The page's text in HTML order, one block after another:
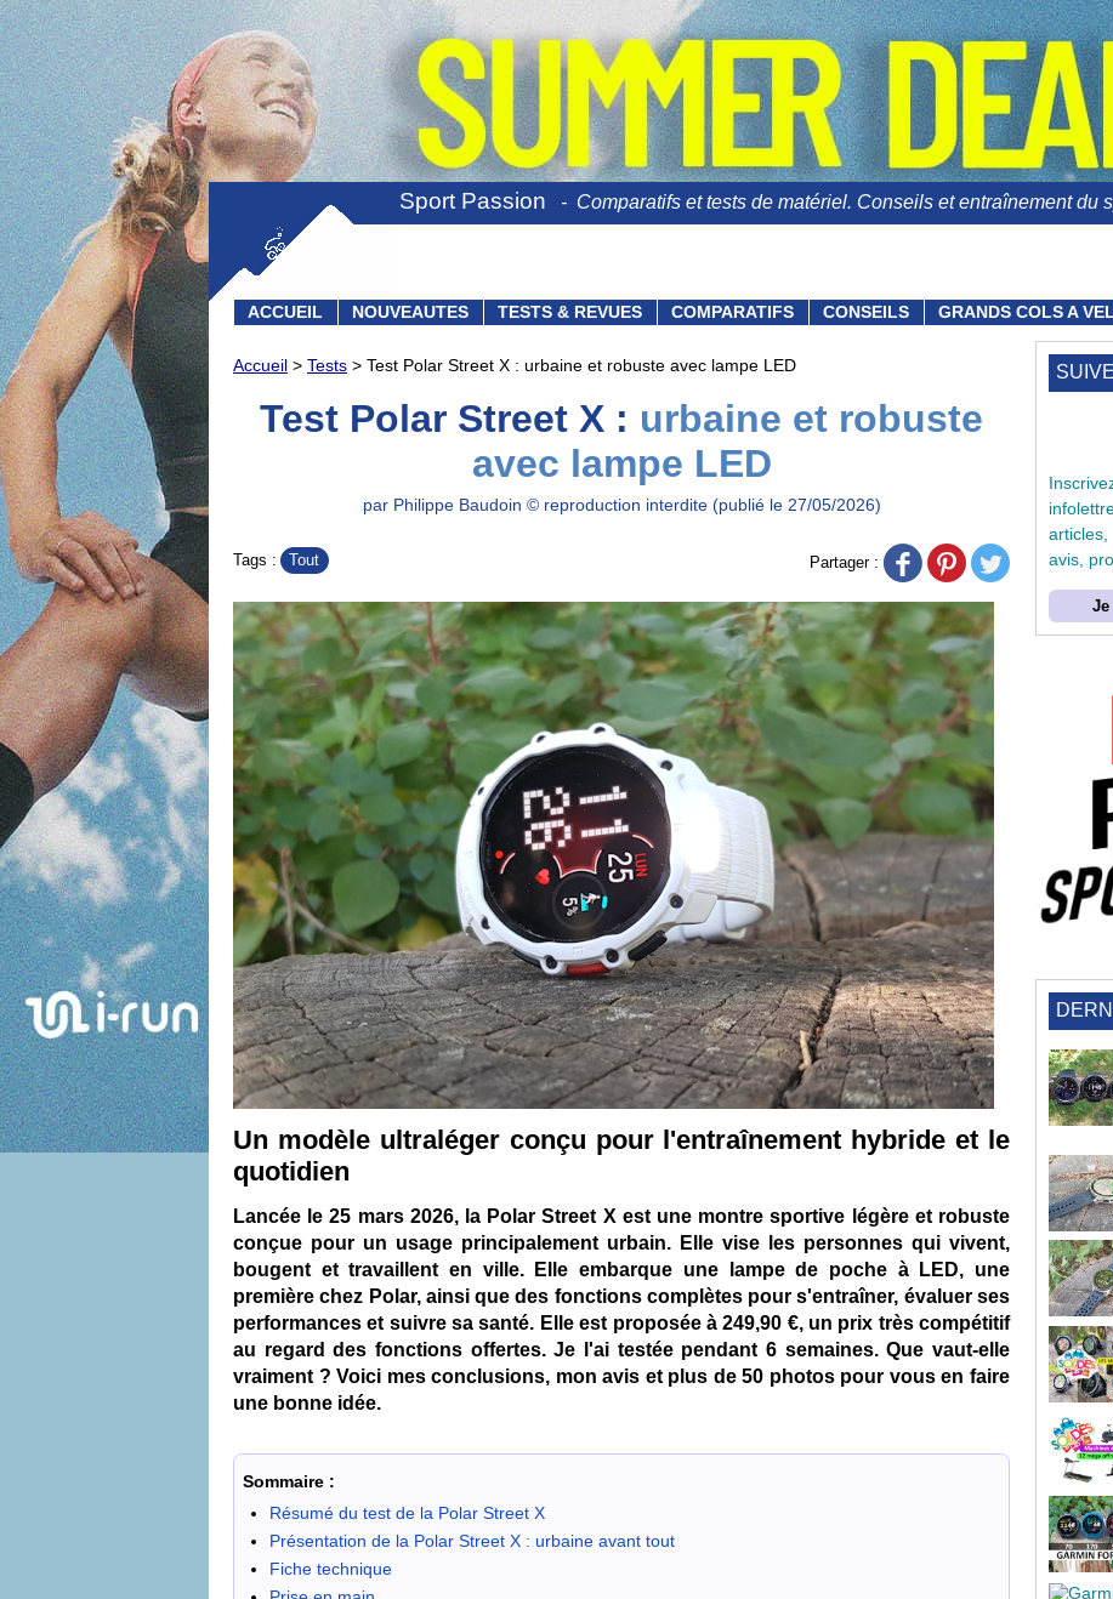
Sport Passion - Comparatifs et tests de matériel. Conseils et entraînement du
ACCUEIL NOUVEAUTES TESTS & REVUES COMPARATIFS CONSEILS GRANDS COLS A
Accueil > Tests > Test Polar Street X : urbaine et robuste avec lampe LED
Test Polar Street X : urbaine et robuste
avec lampe LED
par Philippe Baudoin © reproduction interdite (publié le 27/05/2026)
Tags : Tout Partager :
Un modèle ultraléger conçu pour l'entraînement hybride et le
quotidien
Lancée le 25 mars 2026, la Polar Street X est une montre sportive légère et robuste
conçue pour un usage principalement urbain. Elle vise les personnes qui vivent,
bougent et travaillent en ville. Elle embarque une lampe de poche à LED, une
première chez Polar, ainsi que des fonctions complètes pour s'entraîner, évaluer ses
performances et suivre sa santé. Elle est proposée à 249,90 €, un prix très compétitif
au regard des fonctions offertes. Je l'ai testée pendant 6 semaines. Que vaut-elle
vraiment ? Voici mes conclusions, mon avis et plus de 50 photos pour vous en faire
une bonne idée.
Sommaire :
Résumé du test de la Polar Street X
Présentation de la Polar Street X : urbaine avant tout
Fiche technique
avis,